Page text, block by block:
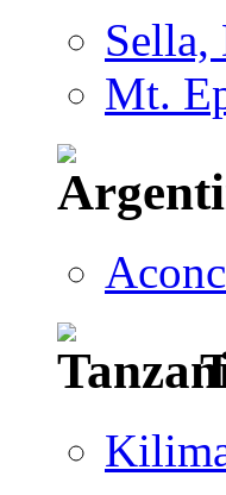
Sella,
Mt.